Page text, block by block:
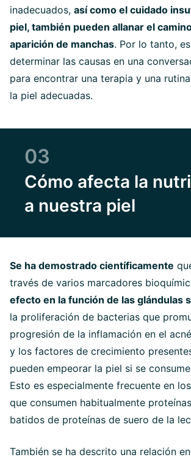
inadecuados, así como el cuidado
piel, también pueden allanar el
aparición de manchas. Por lo tanto,
determinar las causas en una
para encontrar una terapia y una
la piel adecuadas.
03
Cómo afecta la
a nuestra piel
Se ha demostrado científicamente
través de varios marcadores
efecto en la función de las glándulas
la proliferación de bacterias que
progresión de la inflamación en el
y los factores de crecimiento
pueden empeorar la piel si se
Esto es especialmente frecuente en
que consumen habitualmente
batidos de proteínas de suero de la
También se ha descrito una relación